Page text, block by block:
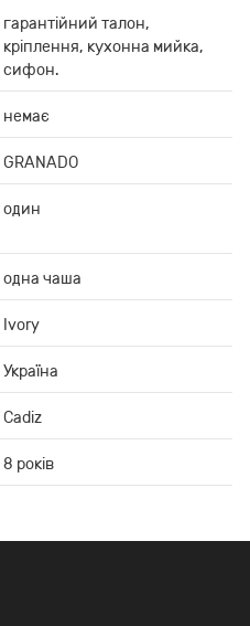
гарантійний талон,
кріплення, кухонна мийка,
сифон.
немає
GRANADO
один
одна чаша
Ivory
Україна
Cadiz
8 років